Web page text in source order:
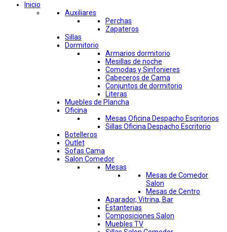
Inicio
Auxiliares
Perchas
Zapateros
Sillas
Dormitorio
Armarios dormitorio
Mesillas de noche
Comodas y Sinfonieres
Cabeceros de Cama
Conjuntos de dormitorio
Literas
Muebles de Plancha
Oficina
Mesas Oficina Despacho Escritorios
Sillas Oficina Despacho Escritorio
Botelleros
Outlet
Sofas Cama
Salon Comedor
Mesas
Mesas de Comedor
Salon
Mesas de Centro
Aparador, Vitrina, Bar
Estanterias
Composiciones Salon
Muebles TV